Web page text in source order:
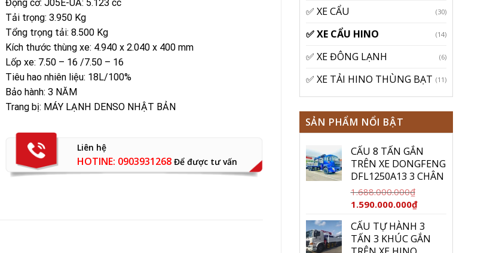
✅ XE CẨU (30)
✅ XE CẨU HINO (14)
✅ XE ĐÔNG LẠNH (6)
✅ XE TẢI HINO THÙNG BẠT (11)
SẢN PHẨM NỔI BẬT
CẨU 8 TẤN GẮN
TRÊN XE DONGFENG
DFL1250A13 3 CHÂN
1.688.000.000₫
Giá
là:
1.688.000.000₫.
1.590.000.000₫Giá
tại
là:
CẨU TỰ HÀNH 3
TẤN 3 KHÚC GẮN
Động cơ: J05E-UA: 5.123 cc
Tải trọng: 3.950 Kg
Tổng trọng tải: 8.500 Kg
Kích thước thùng xe: 4.940 x 2.040 x 400 mm
Lốp xe: 7.50 – 16 /7.50 – 16
Tiêu hao nhiên liệu: 18L/100%
Bảo hành: 3 NĂM
Trang bị: MÁY LẠNH DENSO NHẬT BẢN
Liên hệ
HOTINE: 0903931268Để được tư vấn